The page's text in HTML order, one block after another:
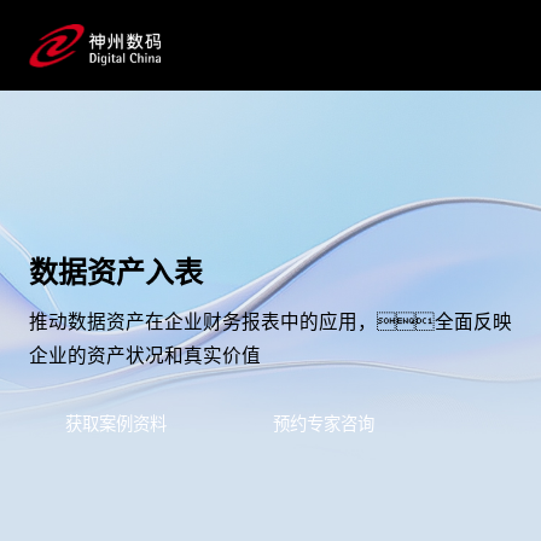
数据资产入表
推动数据资产在企业财务报表中的应用，全面反映
企业的资产状况和真实价值
获取案例资料 预约专家咨询